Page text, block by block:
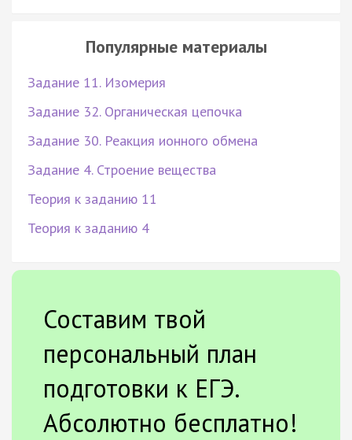
Популярные материалы
Задание 11. Изомерия
Задание 32. Органическая цепочка
Задание 30. Реакция ионного обмена
Задание 4. Строение вещества
Теория к заданию 11
Теория к заданию 4
Составим твой
персональный план
подготовки к ЕГЭ.
Абсолютно бесплатно!